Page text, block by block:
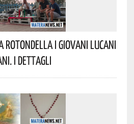
Rotondella I Giovani Lucani
I Dettagli